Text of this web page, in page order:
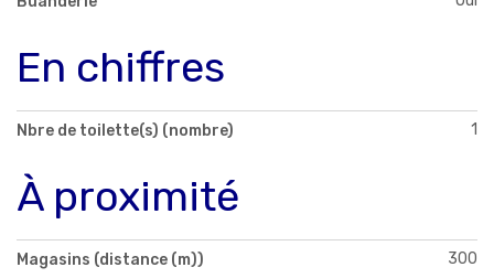
En chiffres
Nbre de toilette(s) (nombre) 1
À proximité
Magasins (distance (m)) 300